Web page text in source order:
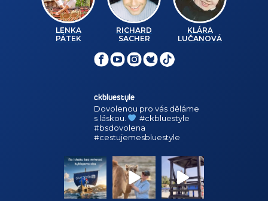
LENKA
PÁTEK
RICHARD
SACHER
KLÁRA
LUČANOVÁ
ckbluestyle
Dovolenou pro vás děláme
s láskou.
#ckbluestyle
#bsdovolena
#cestujemesbluestyle